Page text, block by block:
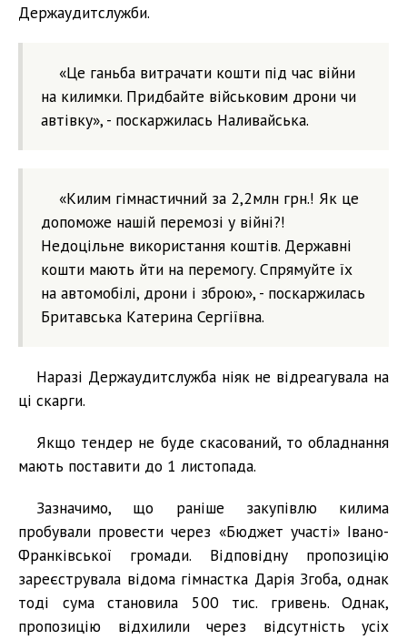
Держаудитслужби.
«Це ганьба витрачати кошти під час війни
на килимки. Придбайте військовим дрони чи
автівку», - поскаржилась Наливайська.
«Килим гімнастичний за 2,2млн грн.! Як це
допоможе нашій перемозі у війні?!
Недоцільне використання коштів. Державні
кошти мають йти на перемогу. Спрямуйте їх
на автомобілі, дрони і зброю», - поскаржилась
Бритавська Катерина Сергіївна.
Наразі Держаудитслужба ніяк не відреагувала на
ці скарги.
Якщо тендер не буде скасований, то обладнання
мають поставити до 1 листопада.
Зазначимо, що раніше закупівлю килима
пробували провести через «Бюджет участі» Івано-
Франківської громади. Відповідну пропозицію
зареєструвала відома гімнастка Дарія Згоба, однак
тоді сума становила 500 тис. гривень. Однак,
пропозицію відхилили через відсутність усіх